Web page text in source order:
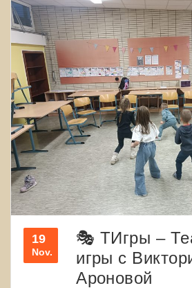
19
Nov.
🎭 ТИгры –
игры с
Ароновой